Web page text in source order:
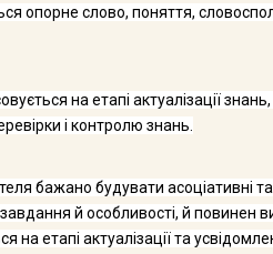
опорне слово, поняття,
на етапі актуалізації
і контролю знань.
бажано будувати асоціативні
й особливості, й повинен
на етапі актуалі­зації та